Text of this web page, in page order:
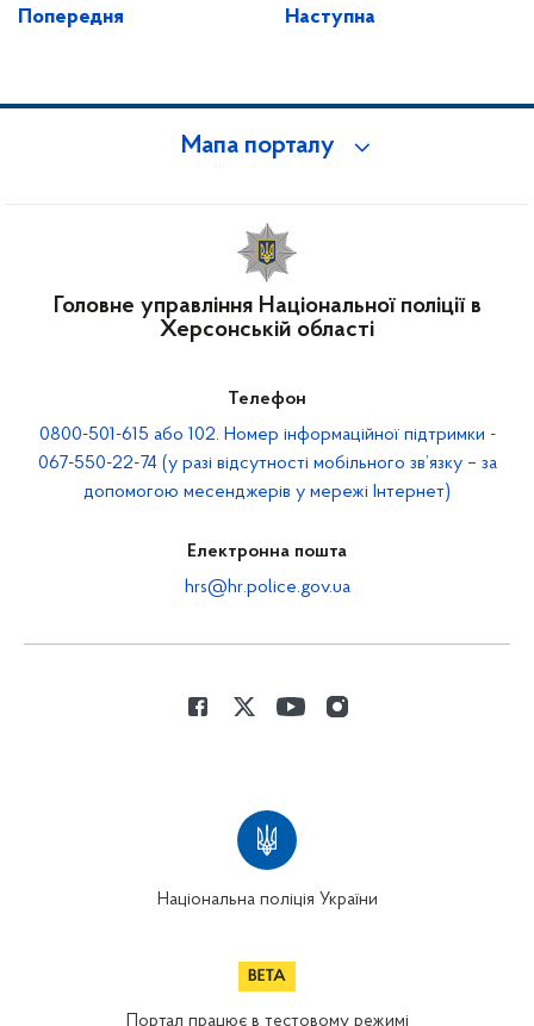
Попередня Наступна
Мапа порталу
Головне управління Національної поліції в
Херсонській області
Телефон
0800-501-615 або 102. Номер інформаційної підтримки -
067-550-22-74 (у разі відсутності мобільного зв’язку – за
допомогою месенджерів у мережі Інтернет)
Електронна пошта
hrs@hr.police.gov.ua
Національна поліція України
Портал працює в тестовому режимі